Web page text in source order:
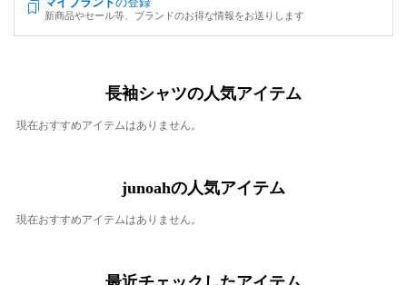
新商品やセール等、ブランドのお得な情報をお送りします
長袖シャツの人気アイテム
現在おすすめアイテムはありません。
junoahの人気アイテム
現在おすすめアイテムはありません。